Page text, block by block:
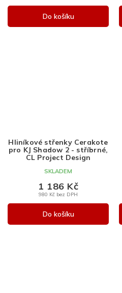
Do košíku
Hliníkové střenky Cerakote
pro KJ Shadow 2 - stříbrné,
CL Project Design
SKLADEM
980 Kč bez DPH
1 186 Kč
Do košíku